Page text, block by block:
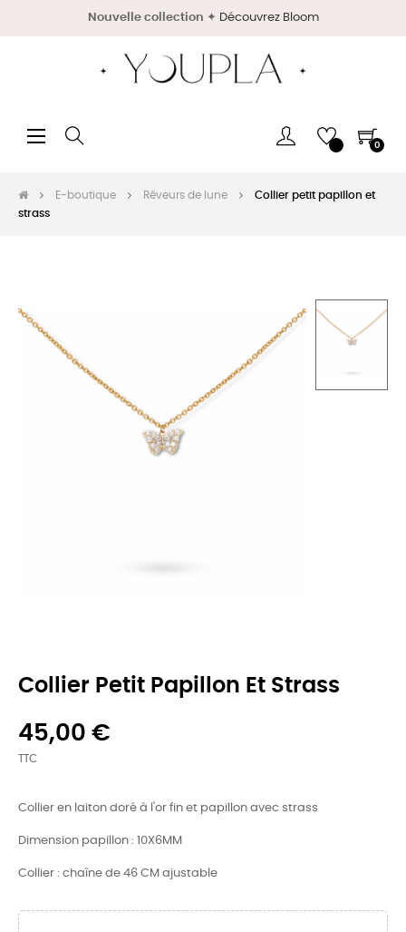
Nouvelle collection ✦ Découvrez Bloom
Basculer
☰ 0
E-boutique Rêveurs de lune
Collier petit papillon et
strass
Collier Petit Papillon Et Strass
45,00 €
TTC
Collier en laiton doré à l'or fin et papillon avec strass
Dimension papillon : 10X6MM
Collier : chaîne de 46 CM ajustable